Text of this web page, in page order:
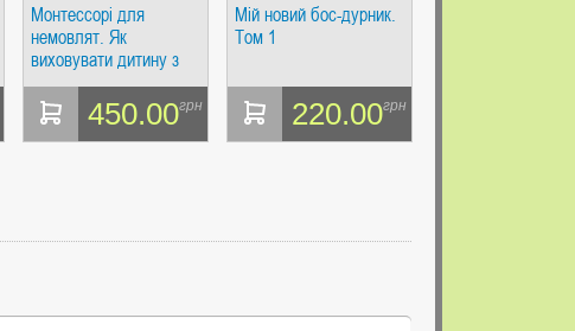
Монтессорі для
немовлят. Як
виховувати дитину з
любов’ю, повагою та
розумінням. Посібник
для батьків450.00грн
Мій новий бос-дурник.
Том 1
220.00грн